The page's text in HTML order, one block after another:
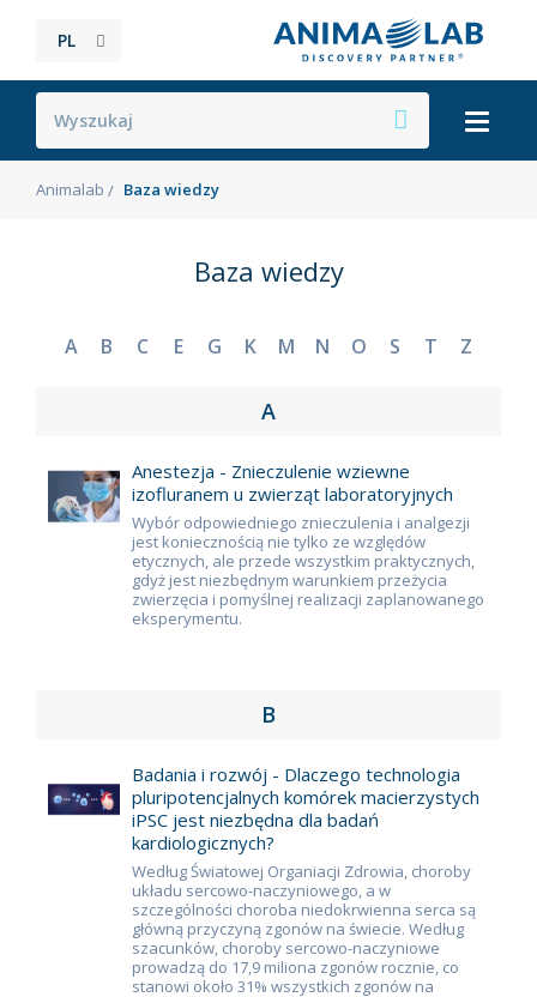
PL
Animalab Baza wiedzy
Baza wiedzy
A B C E G K M N O S T Z
A
Anestezja - Znieczulenie wziewne
izofluranem u zwierząt laboratoryjnych
Wybór odpowiedniego znieczulenia i analgezji
jest koniecznością nie tylko ze względów
etycznych, ale przede wszystkim praktycznych,
gdyż jest niezbędnym warunkiem przeżycia
zwierzęcia i pomyślnej realizacji zaplanowanego
eksperymentu.
B
Badania i rozwój - Dlaczego technologia
pluripotencjalnych komórek macierzystych
iPSC jest niezbędna dla badań
kardiologicznych?
Według Światowej Organiacji Zdrowia, choroby
układu sercowo-naczyniowego, a w
szczególności choroba niedokrwienna serca są
główną przyczyną zgonów na świecie. Według
szacunków, choroby sercowo-naczyniowe
prowadzą do 17,9 miliona zgonów rocznie, co
stanowi około 31% wszystkich zgonów na